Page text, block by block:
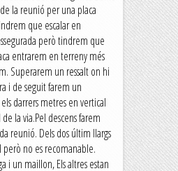
la reunió per una placa
que escalar en
però tindrem que
entrarem en terreny més
Superarem un ressalt on hi
i de seguit farem un
darrers metres en vertical
la via.Pel descens farem
reunió. Dels dos últim llargs
no es recomanable.
i un maillon, Els altres estan